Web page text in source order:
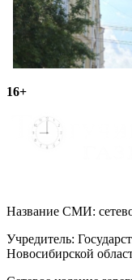
16+
Название СМИ:
Учредитель:
Новосибирской